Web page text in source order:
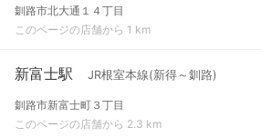
釧路市北大通１４丁目
このページの店舗から 1 km
新富士駅 JR根室本線(新得～釧路)
釧路市新富士町３丁目
このページの店舗から 2.3 km